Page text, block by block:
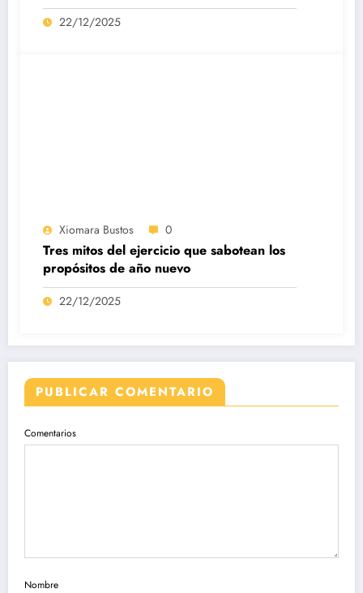
22/12/2025
Xiomara Bustos 0
Tres mitos del ejercicio que sabotean los
propósitos de año nuevo
22/12/2025
PUBLICAR COMENTARIO
Comentarios
Nombre